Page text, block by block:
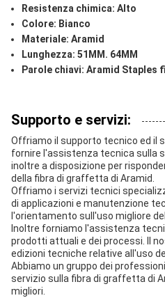
Resistenza chimica: Alto
Colore: Bianco
Materiale: Aramid
Lunghezza: 51MM. 64MM
Parole chiavi: Aramid Staples
Supporto e servizi:
Offriamo il supporto tecnico ed il
fornire l'assistenza tecnica sulla
inoltre a disposizione per
della fibra di graffetta di Aramid.
Offriamo i servizi tecnici
di applicazioni e manutenzione
l'orientamento sull'uso migliore
Inoltre forniamo l'assistenza
prodotti attuali e dei processi. Il
edizioni tecniche relative all'uso
Abbiamo un gruppo dei
servizio sulla fibra di graffetta di
migliori.